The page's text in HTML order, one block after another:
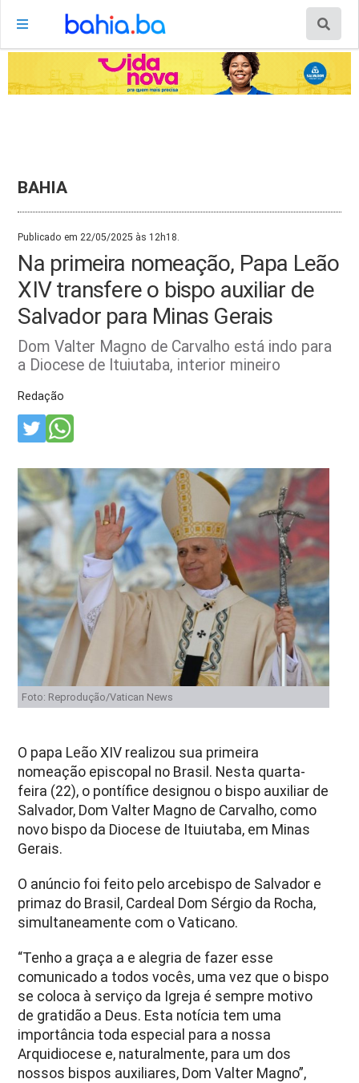
BAHIA
Publicado em 22/05/2025 às 12h18.
Na primeira nomeação, Papa Leão
XIV transfere o bispo auxiliar de
Salvador para Minas Gerais
Dom Valter Magno de Carvalho está indo para
a Diocese de Ituiutaba, interior mineiro
Redação
Foto: Reprodução/Vatican News
O papa Leão XIV realizou sua primeira
nomeação episcopal no Brasil. Nesta quarta-
feira (22), o pontífice designou o bispo auxiliar de
Salvador, Dom Valter Magno de Carvalho, como
novo bispo da Diocese de Ituiutaba, em Minas
Gerais.
O anúncio foi feito pelo arcebispo de Salvador e
primaz do Brasil, Cardeal Dom Sérgio da Rocha,
simultaneamente com o Vaticano.
“Tenho a graça a e alegria de fazer esse
comunicado a todos vocês, uma vez que o bispo
se coloca à serviço da Igreja é sempre motivo
de gratidão a Deus. Esta notícia tem uma
importância toda especial para a nossa
Arquidiocese e, naturalmente, para um dos
nossos bispos auxiliares, Dom Valter Magno”,